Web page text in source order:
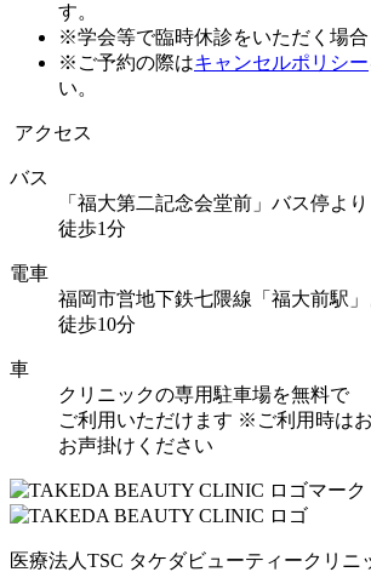
す。
※学会等で臨時休診をいただく場合
※ご予約の際はキャンセルポリシー
い。
アクセス
バス
「福大第二記念会堂前」バス停より
徒歩1分
電車
福岡市営地下鉄七隈線「福大前駅」
徒歩10分
車
クリニックの専用駐車場を無料で
ご利用いただけます ※ご利用時は
お声掛けください
医療法人TSC タケダビューティークリニ